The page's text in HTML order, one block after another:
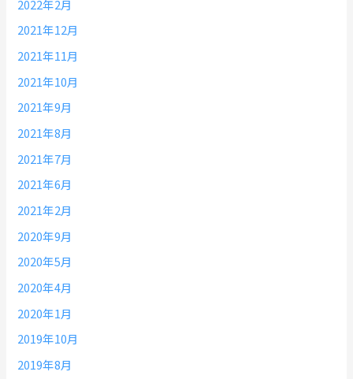
2022年2月
2021年12月
2021年11月
2021年10月
2021年9月
2021年8月
2021年7月
2021年6月
2021年2月
2020年9月
2020年5月
2020年4月
2020年1月
2019年10月
2019年8月